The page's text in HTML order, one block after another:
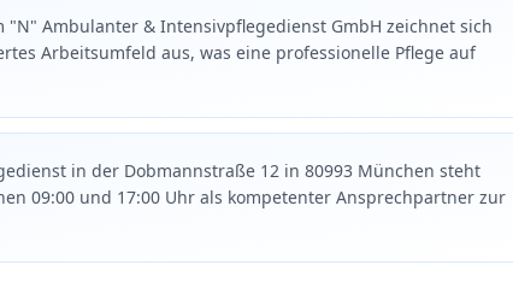
"N" Ambulanter & Intensivpflegedienst GmbH zeichnet sich
Arbeitsumfeld aus, was eine professionelle Pflege auf
in der Dobmannstraße 12 in 80993 München steht
09:00 und 17:00 Uhr als kompetenter Ansprechpartner zur